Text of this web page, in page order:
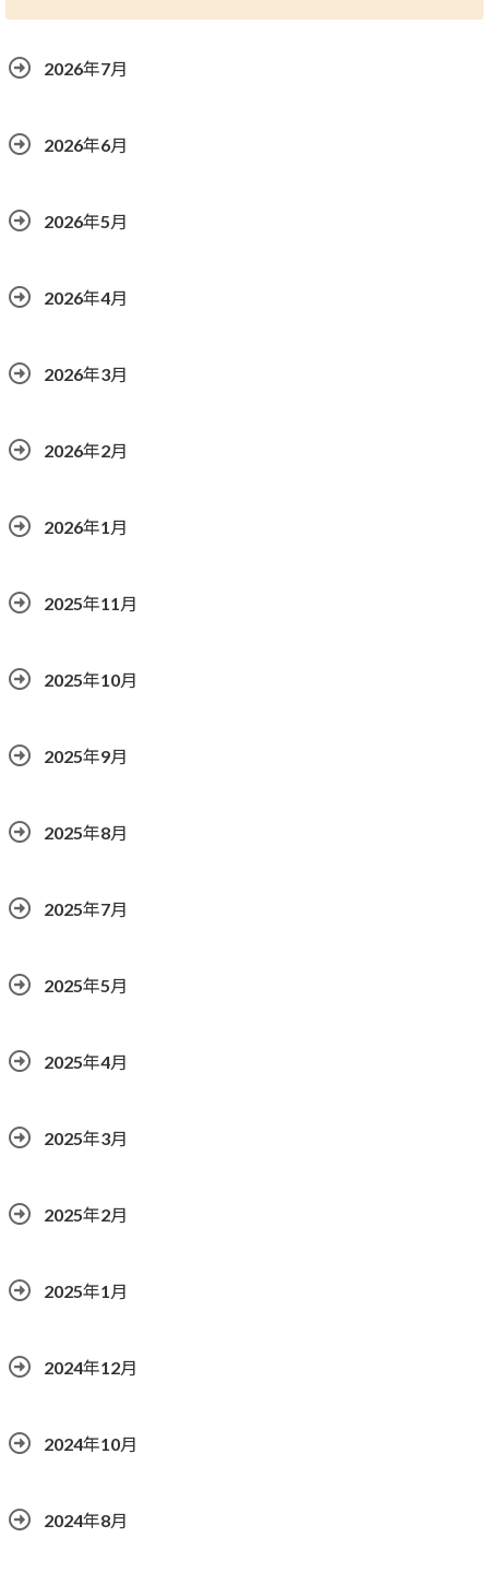
2026年7月
2026年6月
2026年5月
2026年4月
2026年3月
2026年2月
2026年1月
2025年11月
2025年10月
2025年9月
2025年8月
2025年7月
2025年5月
2025年4月
2025年3月
2025年2月
2025年1月
2024年12月
2024年10月
2024年8月